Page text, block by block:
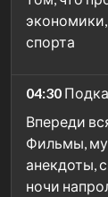
спорта
04:30
Впереди
Фильмы,
анекдоты,
ночи